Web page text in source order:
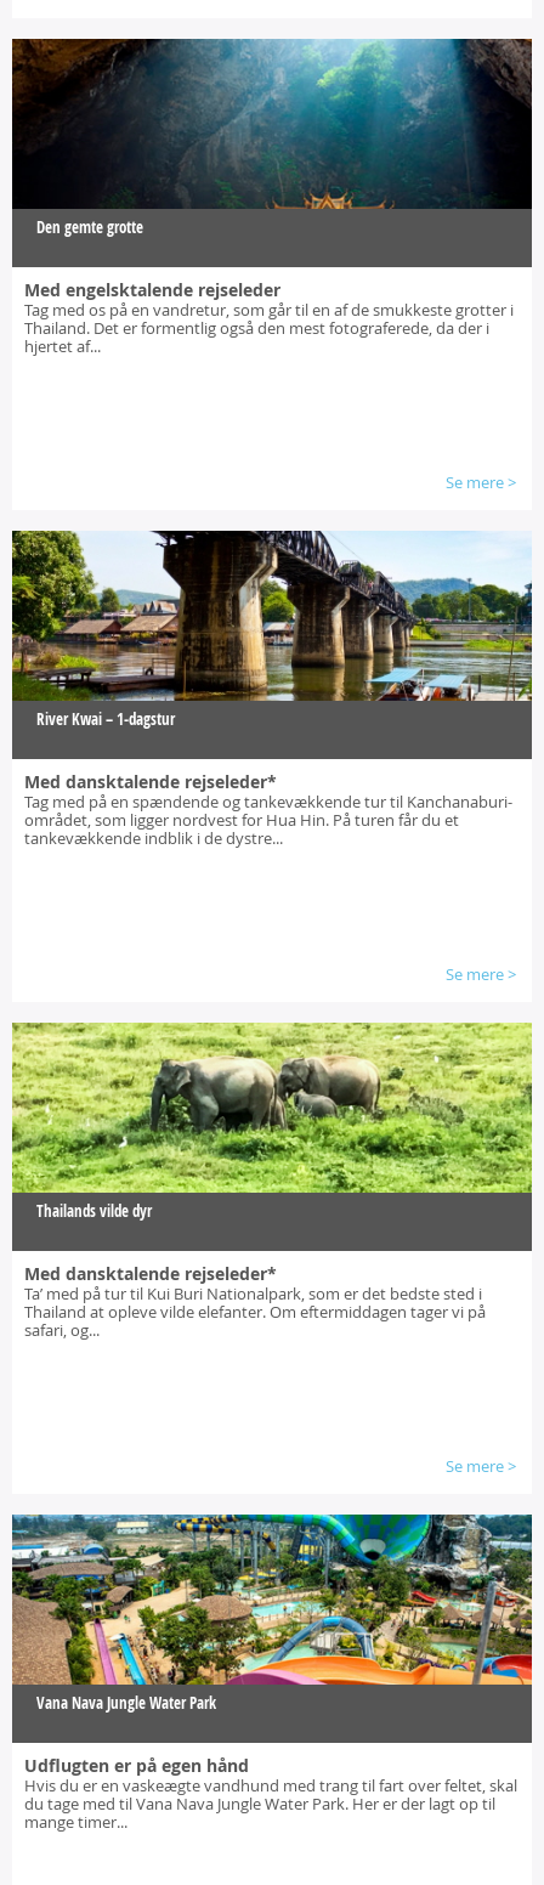
Den gemte grotte
Med engelsktalende rejseleder
Tag med os på en vandretur, som går til en af de smukkeste grotter i
Thailand. Det er formentlig også den mest fotograferede, da der i
hjertet af...
Se mere>
River Kwai – 1-dagstur
Med dansktalende rejseleder*
Tag med på en spændende og tankevækkende tur til Kanchanaburi-
området, som ligger nordvest for Hua Hin. På turen får du et
tankevækkende indblik i de dystre...
Se mere>
Thailands vilde dyr
Med dansktalende rejseleder*
Ta’ med på tur til Kui Buri Nationalpark, som er det bedste sted i
Thailand at opleve vilde elefanter. Om eftermiddagen tager vi på
safari, og...
Se mere>
Vana Nava Jungle Water Park
Udflugten er på egen hånd
Hvis du er en vaskeægte vandhund med trang til fart over feltet, skal
du tage med til Vana Nava Jungle Water Park. Her er der lagt op til
mange timer...